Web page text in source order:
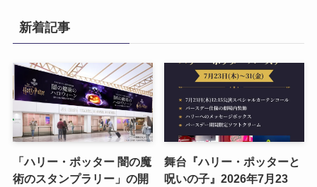
新着記事
「ハリー・ポッター 闇の魔
術のスタンプラリー」の開
舞台『ハリー・ポッターと
呪いの子』2026年7月23